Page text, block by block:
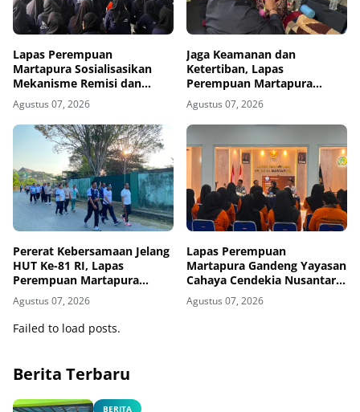
Lapas Perempuan
Martapura Sosialisasikan
Mekanisme Remisi dan
Integrasi kepada Warga
Binaan
Agustus 07, 2026
Jaga Keamanan dan
Ketertiban, Lapas
Perempuan Martapura
Intensifkan Razia di Blok
Maximum Security
Agustus 07, 2026
Pererat Kebersamaan Jelang
HUT Ke-81 RI, Lapas
Perempuan Martapura
Meriahkan Fun Walk
Bersama Kakanwil
Agustus 07, 2026
Lapas Perempuan
Martapura Gandeng Yayasan
Cahaya Cendekia Nusantara
Tingkatkan Literasi Hukum
Warga Binaan
Agustus 07, 2026
Failed to load posts.
Berita Terbaru
BERITA